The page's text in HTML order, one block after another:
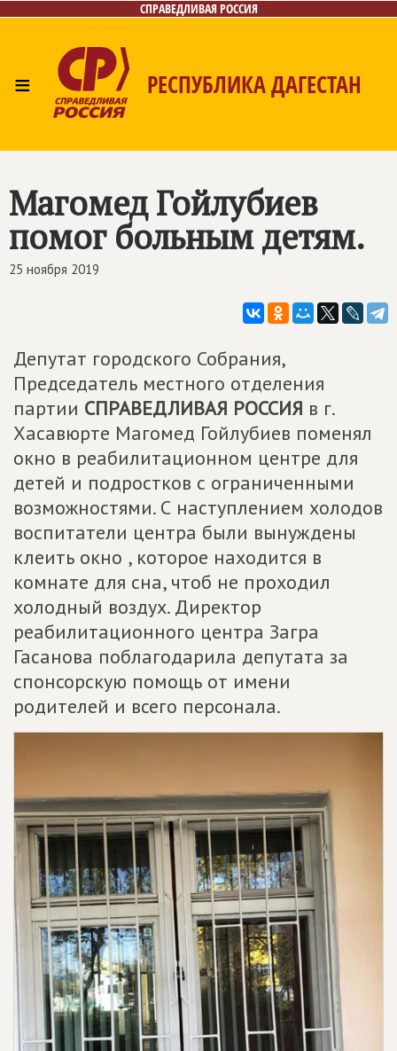
СПРАВЕДЛИВАЯ РОССИЯ
≡ РЕСПУБЛИКА ДАГЕСТАН
Контакты
Магомед Гойлубиев
помог больным детям.
25 ноября 2019
Депутат городского Собрания,
Председатель местного отделения
партии СПРАВЕДЛИВАЯ РОССИЯ в г.
Хасавюрте Магомед Гойлубиев поменял
окно в реабилитационном центре для
детей и подростков с ограниченными
возможностями. С наступлением холодов
воспитатели центра были вынуждены
клеить окно , которое находится в
комнате для сна, чтоб не проходил
холодный воздух. Директор
реабилитационного центра Загра
Гасанова поблагодарила депутата за
спонсорскую помощь от имени
родителей и всего персонала.